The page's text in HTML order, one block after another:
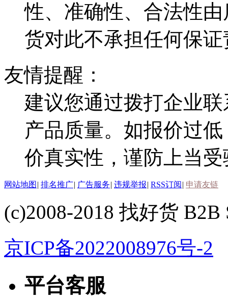
性、准确性、合法性
货对此不承担任何保
友情提醒：
建议您通过拨打企业
产品质量。如报价过
价真实性，谨防上当受
网站地图 | 排名推广| 广告服务| 违规举报| RSS订阅 | 申请友链
(c)2008-2018 找好货 B2B
京ICP备2022008976号-2
平台客服